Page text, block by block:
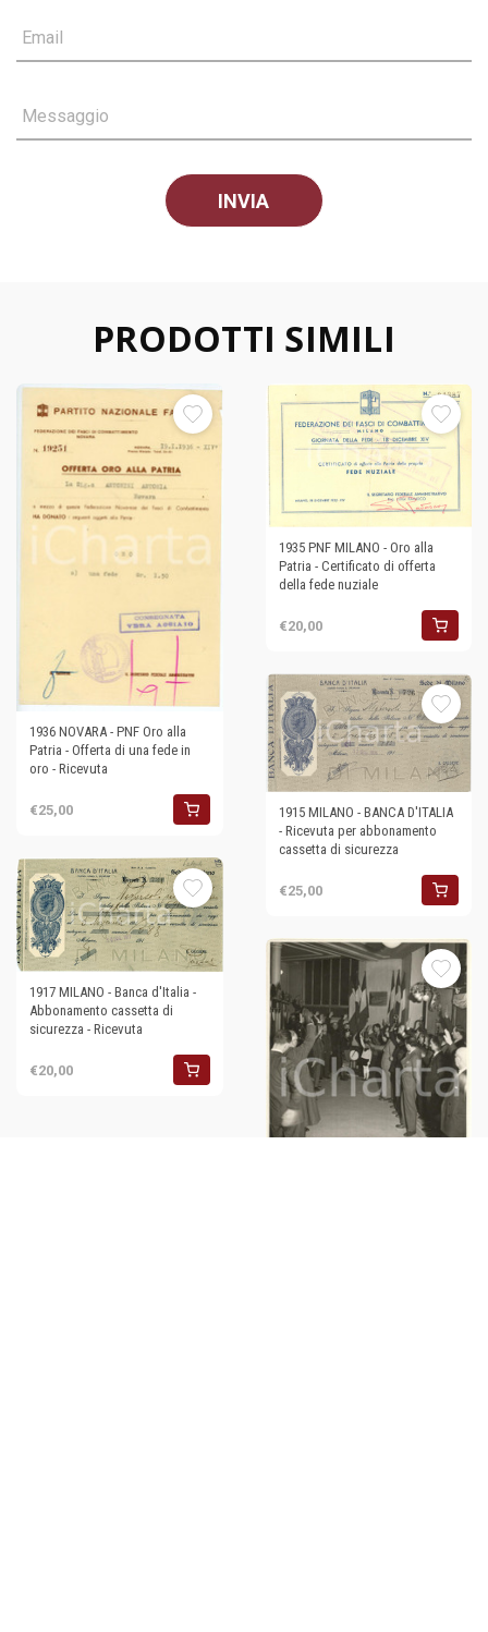
Email
Messaggio
PRODOTTI SIMILI
1936 NOVARA - PNF Oro alla
Patria - Offerta di una fede in
oro - Ricevuta
€25,00
1935 PNF MILANO - Oro alla
Patria - Certificato di offerta
della fede nuziale
€20,00
1915 MILANO - BANCA D'ITALIA
- Ricevuta per abbonamento
cassetta di sicurezza
€25,00
1917 MILANO - Banca d'Italia -
Abbonamento cassetta di
sicurezza - Ricevuta
€20,00